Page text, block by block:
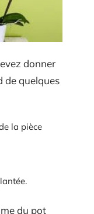
donner
de quelques
la pièce
du pot